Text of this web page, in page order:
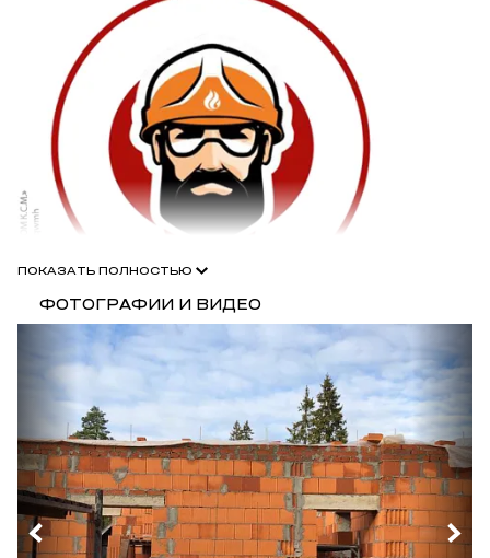
Для профессионалов в области строительства действует
специальная программа Porotherm Строим вместе
«Бригадиры», по которой для участников предоставляются
специальные улучшенные условия покупки блоков Porotherm,
включая увеличенную скидку до 32%. Ознакомьтесь
с условиями программыи свяжитесь с нашими менеджерами
для участия в ней.
ПОКАЗАТЬ ПОЛНОСТЬЮ
ФОТОГРАФИИ И ВИДЕО